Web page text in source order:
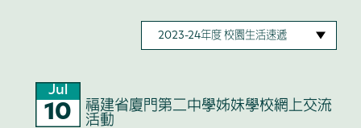
Jul
10
福建省廈門第二中學姊妹學校網上交流
活動